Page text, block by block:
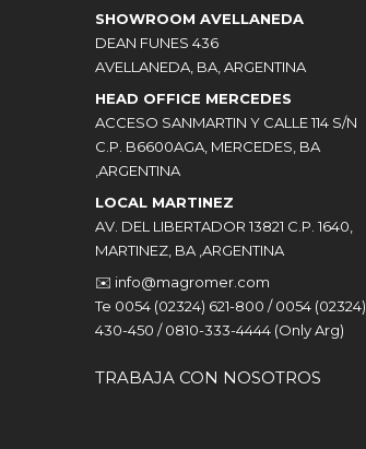
SHOWROOM AVELLANEDA
DEAN FUNES 436
AVELLANEDA, BA, ARGENTINA
HEAD OFFICE MERCEDES
ACCESO SANMARTIN Y CALLE 114 S/N
C.P. B6600AGA, MERCEDES, BA
,ARGENTINA
LOCAL MARTINEZ
AV. DEL LIBERTADOR 13821 C.P. 1640,
MARTINEZ, BA ,ARGENTINA
✉️ info@magromer.com
Te 0054 (02324) 621-800 / 0054 (02324)
430-450 / 0810-333-4444 (Only Arg)
TRABAJA CON NOSOTROS